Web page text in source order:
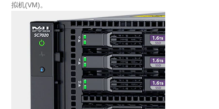
拟机(VM)。